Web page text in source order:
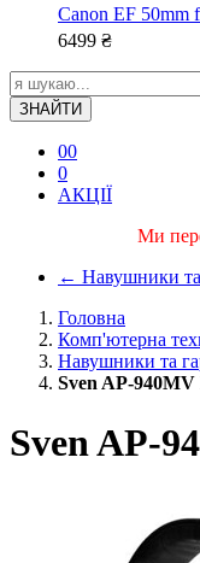
Canon EF 50mm
6499 ₴
ЗНАЙТИ
00
0
АКЦІЇ
Ми
← Навушники та
Головна
Комп'ютерна
Навушники та
Sven AP-
Sven AP-